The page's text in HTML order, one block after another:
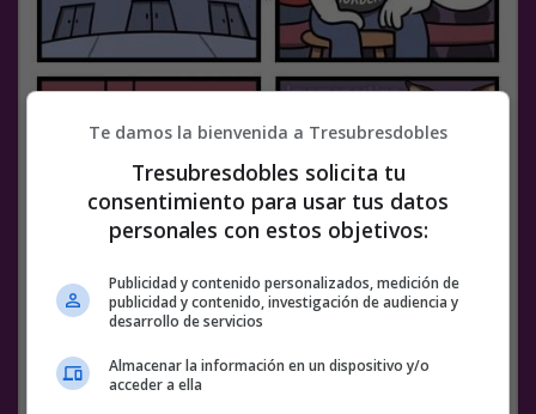
Facebook
Twitter
WhatsApp
Gmail
Meneame
Copy
Link
Te damos la bienvenida a Tresubresdobles
Tresubresdobles solicita tu
consentimiento para usar tus datos
personales con estos objetivos:
Publicidad y contenido personalizados, medición de
publicidad y contenido, investigación de audiencia y
desarrollo de servicios
Almacenar la información en un dispositivo y/o
acceder a ella